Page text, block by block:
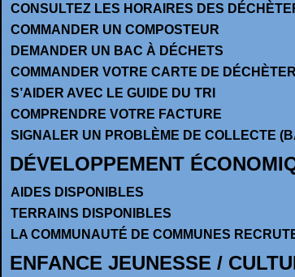
CONSULTEZ LES HORAIRES DES
COMMANDER UN COMPOSTEUR
DEMANDER UN BAC À DÉCHETS
COMMANDER VOTRE CARTE DE
S’AIDER AVEC LE GUIDE DU TRI
COMPRENDRE VOTRE FACTURE
SIGNALER UN PROBLÈME DE COLLECTE
DÉVELOPPEMENT
AIDES DISPONIBLES
TERRAINS DISPONIBLES
LA COMMUNAUTÉ DE COMMUNES
ENFANCE JEUNESSE /